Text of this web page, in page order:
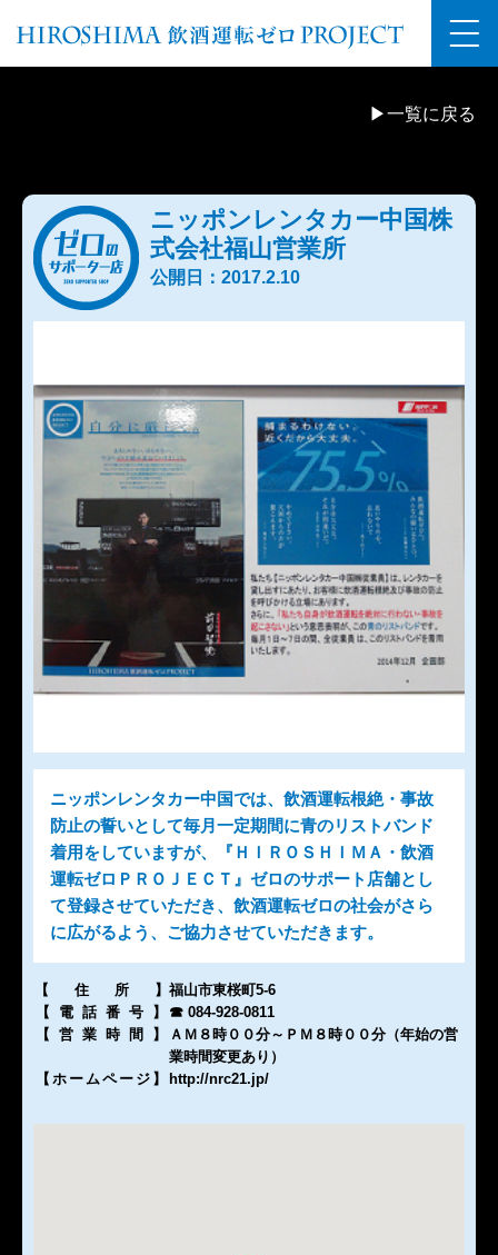
▶一覧に戻る
ニッポンレンタカー中国株
式会社福山営業所
公開日：2017.2.10
ニッポンレンタカー中国では、飲酒運転根絶・事故
防止の誓いとして毎月一定期間に青のリストバンド
着用をしていますが、『ＨＩＲＯＳＨＩＭＡ・飲酒
運転ゼロＰＲＯＪＥＣＴ』ゼロのサポート店舗とし
て登録させていただき、飲酒運転ゼロの社会がさら
に広がるよう、ご協力させていただきます。
【住所 】 福山市東桜町5-6
【電話番号
】
☎ 084-928-0811
【営業時間
】
ＡＭ８時００分～ＰＭ８時００分（年始の営
業時間変更あり）
【ホームページ 】 http://nrc21.jp/